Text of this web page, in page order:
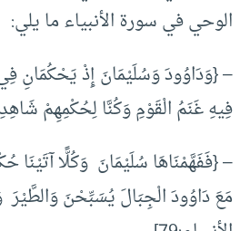
الوحي في سورة الأنبياء ما يلي:
– {وَدَاوُودَ وَسُلَيْمَانَ إِذْ يَحْكُمَانِ
فِيهِ غَنَمُ الْقَوْمِ وَكُنَّا لِحُكْمِهِمْ شَاهِدِينَ
– {فَفَهَّمْنَاهَا سُلَيْمَانَ وَكُلًّا آتَيْنَا
مَعَ دَاوُودَ الْجِبَالَ يُسَبِّحْنَ وَالطَّيْرَ